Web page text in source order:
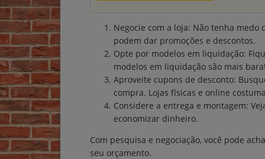
Negocie com a loja: Não tenha
podem dar promoções e descontos.
Opte por modelos em liquidação:
modelos em liquidação são mais
Aproveite cupons de desconto:
compra. Lojas físicas e online
Considere a entrega e montagem:
economizar dinheiro.
Com pesquisa e negociação, você pode
seu orçamento.